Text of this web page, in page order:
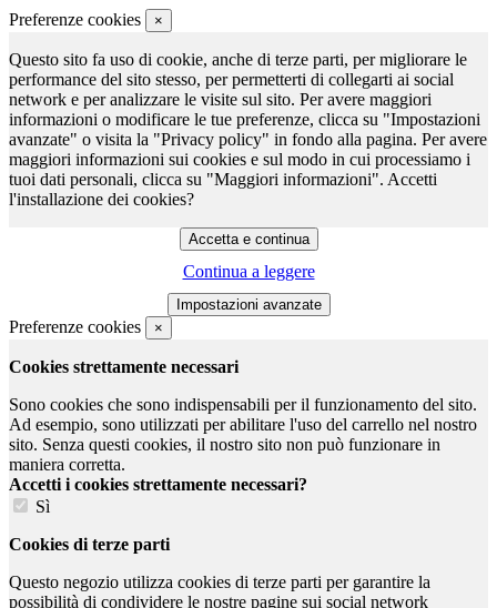
Preferenze cookies ×
Questo sito fa uso di cookie, anche di terze parti, per migliorare le
performance del sito stesso, per permetterti di collegarti ai social
network e per analizzare le visite sul sito. Per avere maggiori
informazioni o modificare le tue preferenze, clicca su "Impostazioni
avanzate" o visita la "Privacy policy" in fondo alla pagina. Per avere
maggiori informazioni sui cookies e sul modo in cui processiamo i
tuoi dati personali, clicca su "Maggiori informazioni". Accetti
l'installazione dei cookies?
Continua a leggere
Preferenze cookies ×
Cookies strettamente necessari
Sono cookies che sono indispensabili per il funzionamento del sito.
Ad esempio, sono utilizzati per abilitare l'uso del carrello nel nostro
sito. Senza questi cookies, il nostro sito non può funzionare in
maniera corretta.
Accetti i cookies strettamente necessari?
Sì
Cookies di terze parti
Questo negozio utilizza cookies di terze parti per garantire la
possibilità di condividere le nostre pagine sui social network